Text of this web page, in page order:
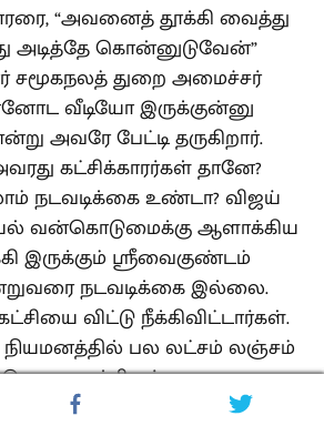
“அவனைத் தூக்கி வைத்து
அடித்தே கொன்னுடுவேன்”
சமூகநலத் துறை அமைச்சர்
வீடியோ இருக்குன்னு
அவரே பேட்டி தருகிறார்.
கட்சிக்காரர்கள் தானே?
நடவடிக்கை உண்டா? விஜய்
வன்கொடுமைக்கு ஆளாக்கிய
இருக்கும் ஸ்ரீவைகுண்டம்
நடவடிக்கை இல்லை.
விட்டு நீக்கிவிட்டார்கள்.
நியமனத்தில் பல லட்சம் லஞ்சம்
உறுப்பினர்
கட்சியை விட்டு